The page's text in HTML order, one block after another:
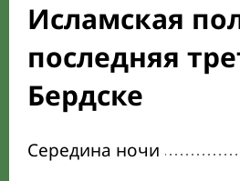
Исламская
последняя
Бердске
Середина ночи